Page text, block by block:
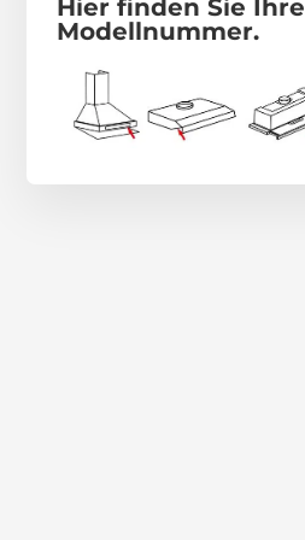
Hier finden Sie Ihre
Modellnummer.